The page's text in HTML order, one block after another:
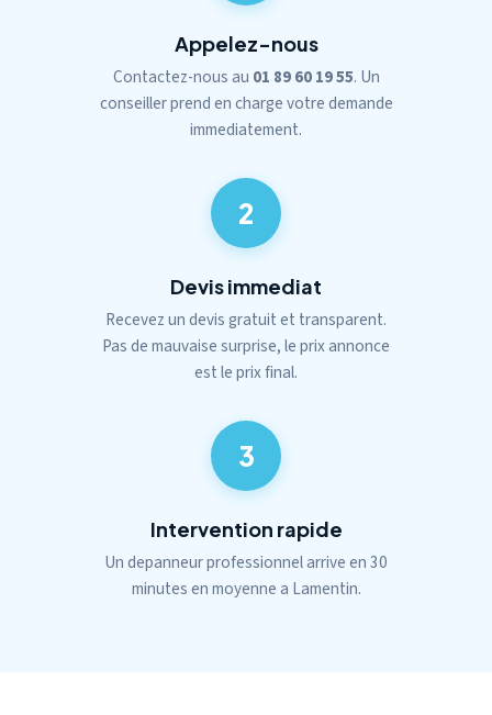
Appelez-nous
Contactez-nous au 01 89 60 19 55. Un
conseiller prend en charge votre demande
immediatement.
2
Devis immediat
Recevez un devis gratuit et transparent.
Pas de mauvaise surprise, le prix annonce
est le prix final.
3
Intervention rapide
Un depanneur professionnel arrive en 30
minutes en moyenne a Lamentin.